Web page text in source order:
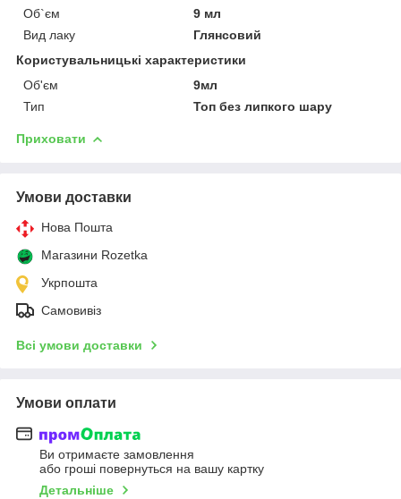
Об`єм
9 мл
Вид лаку
Глянсовий
Користувальницькі характеристики
Об'єм
9мл
Тип
Топ без липкого шару
Приховати
Умови доставки
Нова Пошта
Магазини Rozetka
Укрпошта
Самовивіз
Всі умови доставки
Умови оплати
Ви отримаєте замовлення
або гроші повернуться на вашу картку
Детальніше